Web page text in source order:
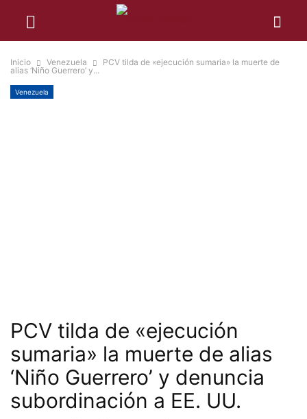
Inicio Venezuela
PCV tilda de «ejecución sumaria» la muerte de
alias ‘Niño Guerrero’ y...
Venezuela
PCV tilda de «ejecución
sumaria» la muerte de alias
‘Niño Guerrero’ y denuncia
subordinación a EE. UU.